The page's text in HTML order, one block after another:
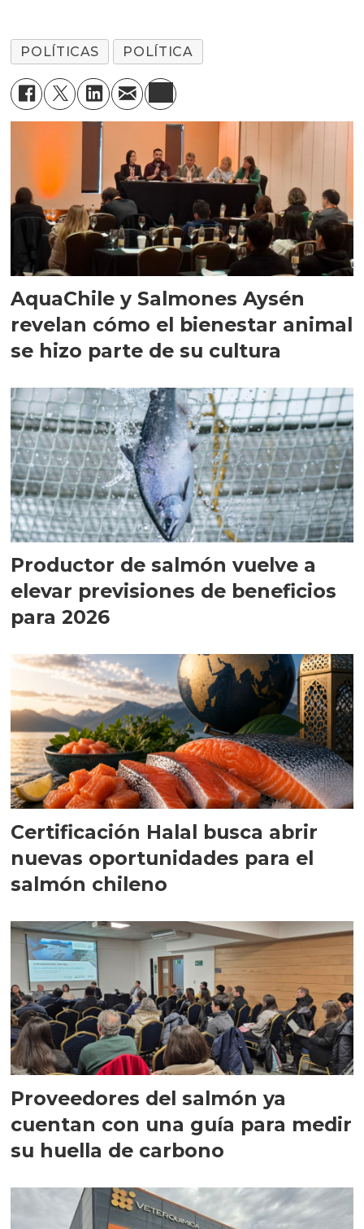
POLÍTICAS POLÍTICA
AquaChile y Salmones Aysén
revelan cómo el bienestar animal
se hizo parte de su cultura
Productor de salmón vuelve a
elevar previsiones de beneficios
para 2026
Certificación Halal busca abrir
nuevas oportunidades para el
salmón chileno
Proveedores del salmón ya
cuentan con una guía para medir
su huella de carbono